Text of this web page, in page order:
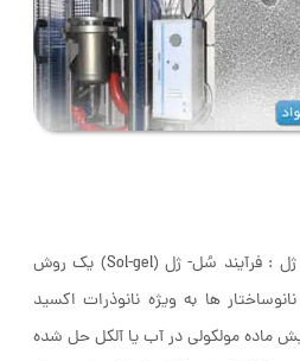
تهیه نانو مواد با روش سل – ژل : فرآیند سُل- ژل (‏Sol-gel‏) یک روش
ها به ویژه نانوذرات ‏اکسید
ماده مولکولی در آب یا آلکل حل ‏شده